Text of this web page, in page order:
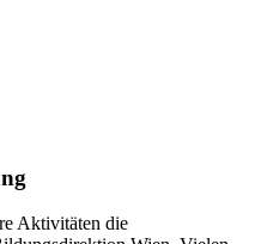
Aktivitäten die